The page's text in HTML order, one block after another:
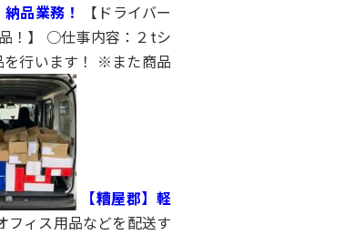
品業務！
【ドライバー
！】 ○仕事内容：２tシ
を行います！ ※また商品
【糟屋郡】軽
フィス用品などを配送す